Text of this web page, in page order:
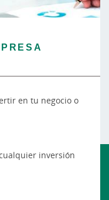
en tu negocio o
inversión